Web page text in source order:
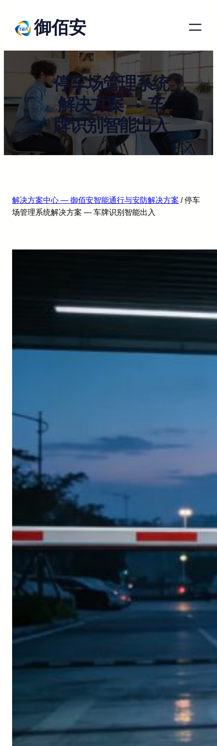
御佰安
停车场管理系统
解决方案 — 车
牌识别智能出入
解决方案中心 — 御佰安智能通行与安防解决方案 /停车
场管理系统解决方案 — 车牌识别智能出入